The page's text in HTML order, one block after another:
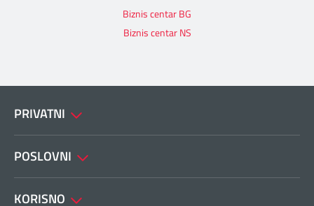
Biznis centar BG
Biznis centar NS
PRIVATNI
POSLOVNI
KORISNO